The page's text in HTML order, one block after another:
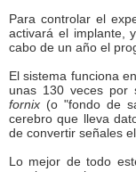
Para controlar el
activará el implante,
cabo de un año el
El sistema funciona
unas 130 veces por
fornix (o "fondo de
cerebro que lleva
de convertir señales
Lo mejor de todo